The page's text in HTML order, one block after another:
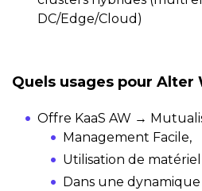
DC/Edge/Cloud)
Quels usages pour Alter
Offre KaaS AW →
Management Facile,
Utilisation de
Dans une